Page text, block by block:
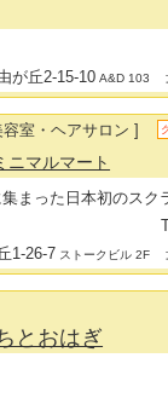
が丘2-15-10 A&D 103
室・ヘアサロン ]
ニマルマート
まった日本初のスク
1-26-7 ストークビル 2F
とおはぎ